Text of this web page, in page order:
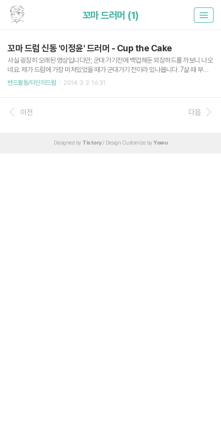
꼬마 드러머 (1)
꼬마 드럼 신동 '이정윤' 드러머 - Cup the Cake
사실 굉장히 오래된 영상입니다만; 군대 가기전에 백업해둔 외장하드를 까보니 나오
네요. 제가 드럼에 가장 미쳐있었을 때가 군대가기 전이라 있나봅니다. 7살 때 부터
드럼을 치기 시작해서 11살 때 밴드를 시작하고 17살에 최연소로 동아예술대 입학.
에 이 꼬마 친구에 대해 많이도 찾아봤나 봅니다. 근데 정확한 정보는 아니니 혹시라
도 이정윤 군이 이걸 보면 댓글 달아주세요 하핳 그 때는 저 드럼세트와 실력과 기타
밴드활동/타인의드럼 2014. 3. 2. 16:31
이전 다음
Designed by Tistory/ Design Customize by Yowu